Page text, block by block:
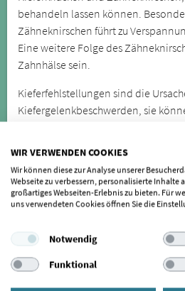
behandeln lassen können.
Zähneknirschen führt zu
Eine weitere Folge des
Zahnhälse sein.
Kieferfehlstellungen sind die
Kiefergelenkbeschwerden, sie
daher bei wiederkehrenden oder
WIR VERWENDEN COOKIES
Wir können diese zur Analyse unserer
Webseite zu verbessern, personalisierte Inhalte
großartiges Webseiten-Erlebnis zu bieten. Für
uns verwendeten Cookies öffnen Sie die
Notwendig
Funktional